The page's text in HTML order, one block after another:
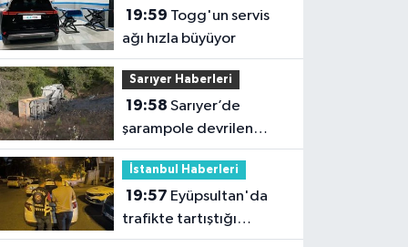
19:59
ağı hızla büyüyor
Sarıyer Haberleri
19:58
şarampole devrilen
hafriyat kamyonunun
şoförü yaralandı
İstanbul Haberleri
19:57
trafikte tartıştığı
sürücünün önünü kesip